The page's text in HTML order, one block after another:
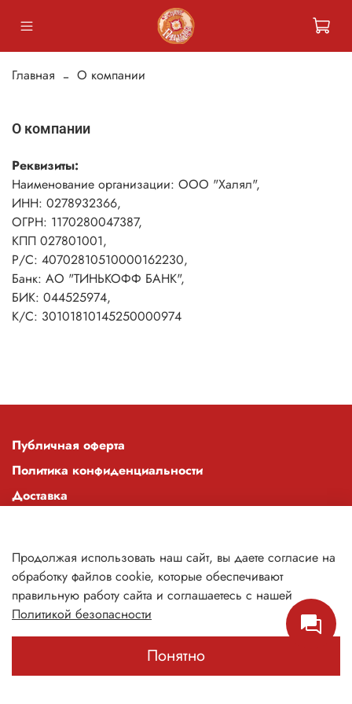
Главная О компании
О компании
Реквизиты:
Наименование организации: ООО "Халял",
ИНН: 0278932366,
ОГРН: 1170280047387,
КПП 027801001,
Р/С: 40702810510000162230,
Банк: АО "ТИНЬКОФФ БАНК",
БИК: 044525974,
К/С: 30101810145250000974
Публичная оферта
Политика конфиденциальности
Доставка
Контакты
Powered by Qhezar
Продолжая использовать наш сайт, вы даете согласие на
обработку файлов cookie, которые обеспечивают
правильную работу сайта и соглашаетесь с нашей
Политикой безопасности
Понятно